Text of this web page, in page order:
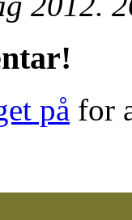
på for